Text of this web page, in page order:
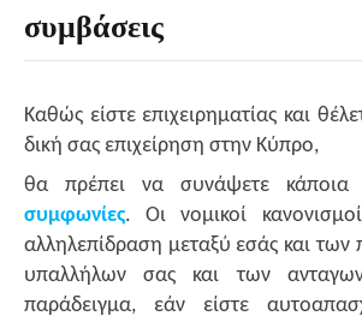
συμβάσεις
Καθώς είστε επιχειρηματίας και
δική σας επιχείρηση στην Κύπρο,
θα πρέπει να συνάψετε κάποια
συμφωνίες. Οι νομικοί
αλληλεπίδραση μεταξύ εσάς και
υπαλλήλων σας και των
παράδειγμα, εάν είστε